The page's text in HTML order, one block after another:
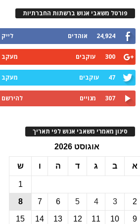
פורטל משאבי אנוש ברשתות החברתיות
24,924 אוהדים לייק
300 עוקבים מעקב
47 עוקבים מעקב
307 מנויים להירשם
סינון מאמרי משאבי אנוש לפי תאריך
אוגוסט 2026
א ב ג ד ה ו ש
1
2
3
4
5
6
7
8
9
10
11
12
13
14
15